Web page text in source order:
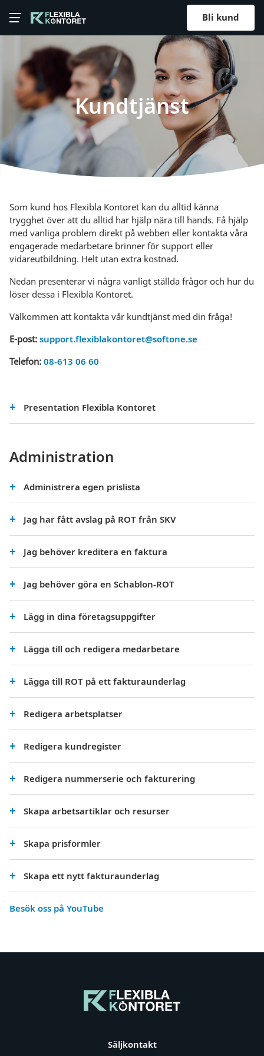
Bli kund
Kundtjänst
Som kund hos Flexibla Kontoret kan du alltid känna
trygghet över att du alltid har hjälp nära till hands. Få hjälp
med vanliga problem direkt på webben eller kontakta våra
engagerade medarbetare brinner för support eller
vidareutbildning. Helt utan extra kostnad.
Nedan presenterar vi några vanligt ställda frågor och hur du
löser dessa i Flexibla Kontoret.
Välkommen att kontakta vår kundtjänst med din fråga!
E-post: support.flexiblakontoret@softone.se
Telefon: 08-613 06 60
Presentation Flexibla Kontoret
Administration
Administrera egen prislista
Jag har fått avslag på ROT från SKV
Jag behöver kreditera en faktura
Jag behöver göra en Schablon-ROT
Lägg in dina företagsuppgifter
Lägga till och redigera medarbetare
Lägga till ROT på ett fakturaunderlag
Redigera arbetsplatser
Redigera kundregister
Redigera nummerserie och fakturering
Skapa arbetsartiklar och resurser
Skapa prisformler
Skapa ett nytt fakturaunderlag
Besök oss på YouTube
Säljkontakt